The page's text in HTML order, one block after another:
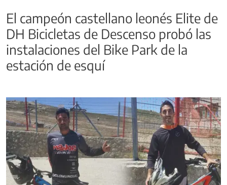
El campeón castellano leonés Elite de
DH Bicicletas de Descenso probó las
instalaciones del Bike Park de la
estación de esquí